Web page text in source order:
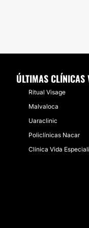
ÚLTIMAS CLÍNICAS
Ritual Visage
Malvaloca
Uaraclinic
Policlínicas Nacar
Clínica Vida